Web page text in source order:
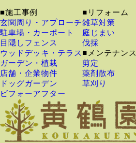
■施工事例
玄関周り・アプローチ
駐車場・カーポート
目隠しフェンス
ウッドデッキ・テラス
ガーデン・植栽
店舗・企業物件
ドッグガーデン
ビフォーアフター
■リフォーム
雑草対策
庭じまい
伐採
■メンテナンス
剪定
薬剤散布
草刈り